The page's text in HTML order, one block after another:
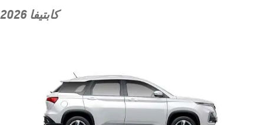
كابتيفا 2026